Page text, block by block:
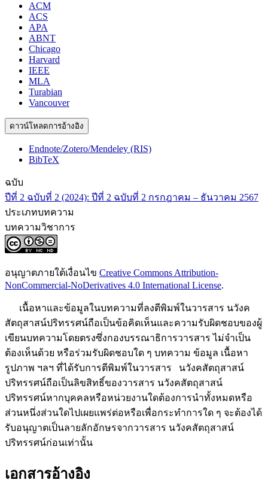
ACM
ACS
APA
ABNT
Chicago
Harvard
IEEE
MLA
Turabian
Vancouver
ดาวน์โหลดการอ้างอิง
Endnote/Zotero/Mendeley (RIS)
BibTeX
ฉบับ
ปีที่ 2 ฉบับที่ 2 (2024): ปีที่ 2 ฉบับที่ 2 กรกฎาคม – ธันวาคม 2567
ประเภทบทความ
บทความวิชาการ
อนุญาตภายใต้เงื่อนไข Creative Commons Attribution-
NonCommercial-NoDerivatives 4.0 International License.
เนื้อหาและข้อมูลในบทความที่ลงตีพิมพ์ในวารสาร นวังค
สัตถุสาสน์ปริทรรศน์ถือเป็นข้อคิดเห็นและความรับผิดชอบของผู้
เขียนบทความโดยตรงซึ่งกองบรรณาธิการวารสาร ไม่จำเป็น
ต้องเห็นด้วย หรือร่วมรับผิดชอบใด ๆ บทความ ข้อมูล เนื้อหา
รูปภาพ ฯลฯ ที่ได้รับการตีพิมพ์ในวารสาร นวังคสัตถุสาสน์
ปริทรรศน์ถือเป็นลิขสิทธิ์ของวารสาร นวังคสัตถุสาสน์
ปริทรรศน์หากบุคคลหรือหน่วยงานใดต้องการนำทั้งหมดหรือ
ส่วนหนึ่งส่วนใดไปเผยแพร่ต่อหรือเพื่อกระทำการใด ๆ จะต้องได้
รับอนุญาตเป็นลายลักอักษรจากวารสาร นวังคสัตถุสาสน์
ปริทรรศน์ก่อนเท่านั้น
เอกสารอ้างอิง